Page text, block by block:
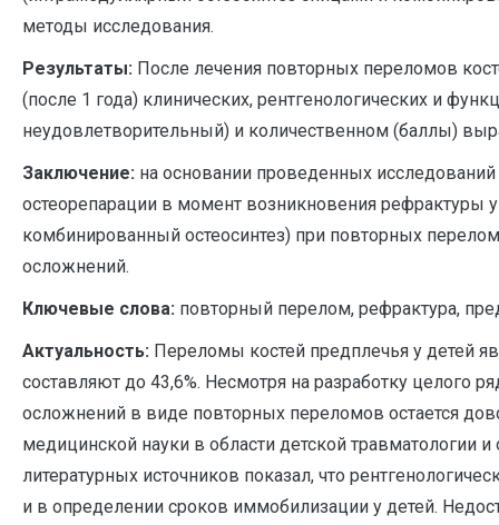
методы исследования.
Результаты: После лечения повторных переломов
(после 1 года) клинических, рентгенологических и
неудовлетворительный) и количественном (баллы)
Заключение: на основании проведенных
остеорепарации в момент возникновения рефрактуры
комбинированный остеосинтез) при повторных
осложнений.
Ключевые слова: повторный перелом, рефрактура,
Актуальность: Переломы костей предплечья у детей
составляют до 43,6%. Несмотря на разработку целого
осложнений в виде повторных переломов остается
медицинской науки в области детской травматологии
литературных источников показал, что
и в определении сроков иммобилизации у детей.